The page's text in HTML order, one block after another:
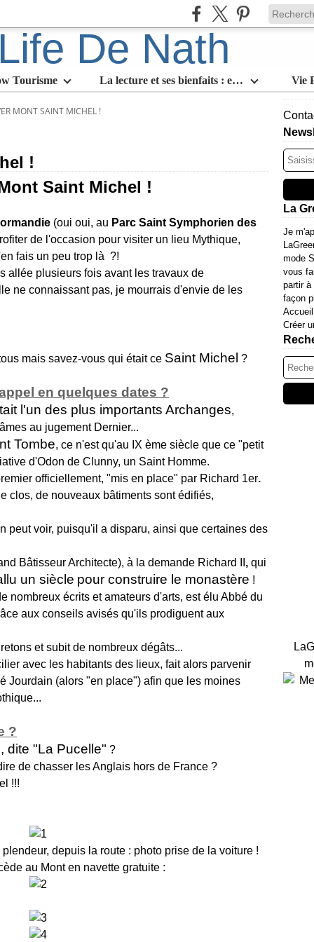
Tourisme La lecture et ses bienfaits : en quoi est-ce l'activité slow par excellence Vie
MONT SAINT MICHEL !
!
Saint Michel !
(oui oui, au Parc Saint Symphorien des
de l'occasion pour visiter un lieu Mythique,
fais un peu trop là ?!
allée plusieurs fois avant les travaux de
ne connaissant pas, je mourrais d'envie de les
mais savez-vous qui était ce Saint Michel ?
en quelques dates ?
l'un des plus importants Archanges,
au jugement Dernier...
Tombe, ce n'est qu'au IX ème siècle que ce "petit
d'Odon de Clunny, un Saint Homme.
officiellement, "mis en place" par Richard 1er.
clos, de nouveaux bâtiments sont édifiés,
peut voir, puisqu'il a disparu, ainsi que certaines des
Bâtisseur Architecte), à la demande Richard II , qui
un siècle pour construire le monastère !
nombreux écrits et amateurs d'arts, est élu Abbé du
aux conseils avisés qu'ils prodiguent aux
et subit de nombreux dégâts...
avec les habitants des lieux, fait alors parvenir
Jourdain (alors "en place") afin que les moines
?
dite "La Pucelle" ?
de chasser les Anglais hors de France ?
!!!
depuis la route : photo prise de la voiture !
au Mont en navette gratuite :
La
Je
mode
vous
partir
façon
Créer